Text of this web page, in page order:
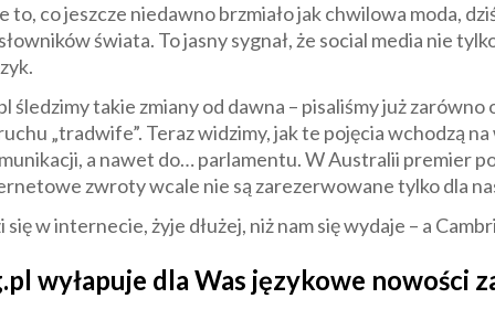
to, co jeszcze niedawno brzmiało jak chwilowa moda,
świata. To jasny sygnał, że social media nie
śledzimy takie zmiany od dawna – pisaliśmy już
„tradwife”. Teraz widzimy, jak te pojęcia wchodzą
a nawet do… parlamentu. W Australii premier
zwroty wcale nie są zarezerwowane tylko dla
się w internecie, żyje dłużej, niż nam się wydaje – a
wyłapuje dla Was językowe nowości